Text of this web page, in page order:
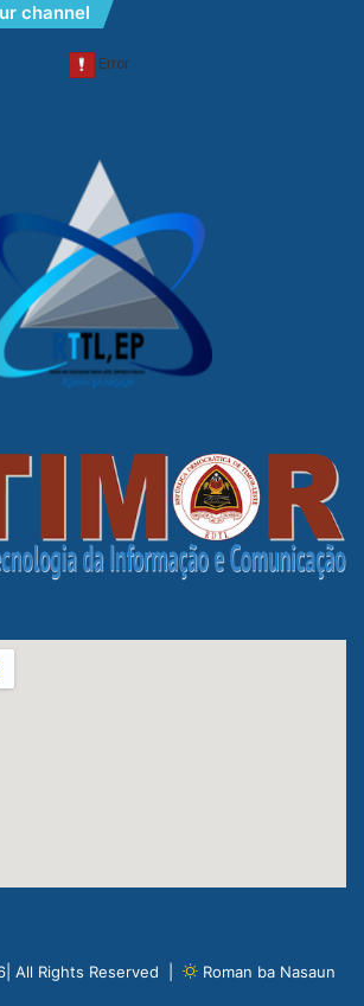
channel
All Rights Reserved | Roman ba Nasaun